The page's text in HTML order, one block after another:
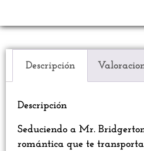
Descripción
Descripción
Seduciendo a Mr.
romántica que te